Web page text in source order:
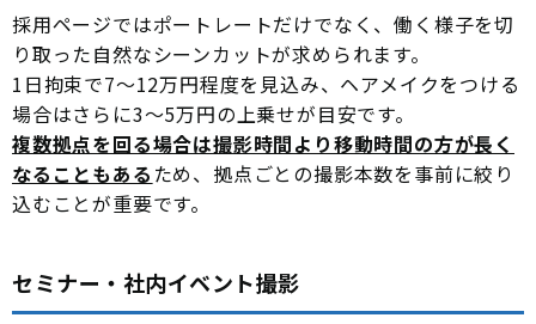
採用ページではポートレートだけでなく、働く様子を切
り取った自然なシーンカットが求められます。
1日拘束で7〜12万円程度を見込み、ヘアメイクをつける
場合はさらに3〜5万円の上乗せが目安です。
複数拠点を回る場合は撮影時間より移動時間の方が長く
なることもある ため、拠点ごとの撮影本数を事前に絞り
込むことが重要です。
セミナー・社内イベント撮影